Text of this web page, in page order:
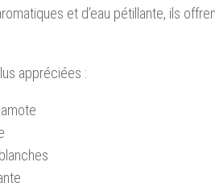
et d’eau pétillante, ils
appréciées :